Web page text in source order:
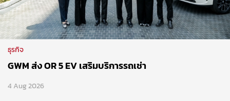
ธุรกิจ
GWM ส่ง OR 5 EV เสริมบริการรถเช่า
4 Aug 2026